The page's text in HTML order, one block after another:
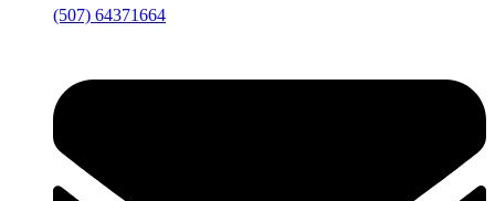
(507) 64371664